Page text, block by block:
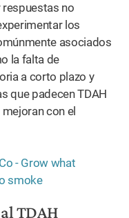
respuestas no
los
asociados
la falta de
a corto plazo y
que padecen TDAH
con el
TDAH